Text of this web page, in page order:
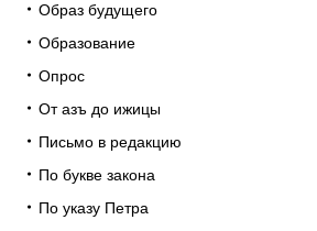
Образ будущего
Образование
Опрос
От азъ до ижицы
Письмо в редакцию
По букве закона
По указу Петра